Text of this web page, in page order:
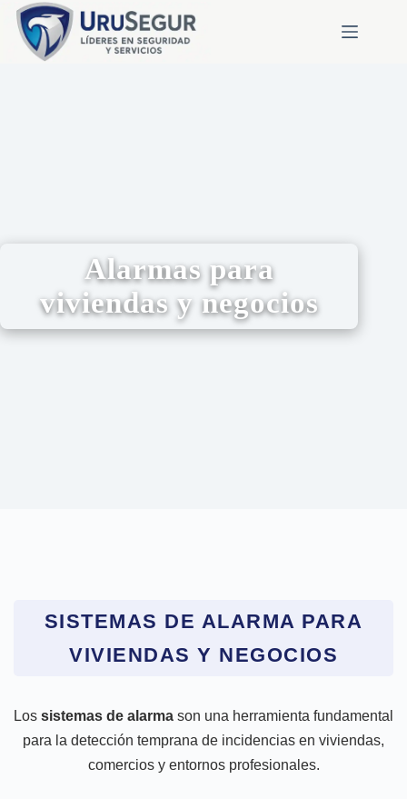
Alarmas para
viviendas y negocios
SISTEMAS DE ALARMA PARA
VIVIENDAS Y NEGOCIOS
Los sistemas de alarma son una herramienta fundamental
para la detección temprana de incidencias en viviendas,
comercios y entornos profesionales.